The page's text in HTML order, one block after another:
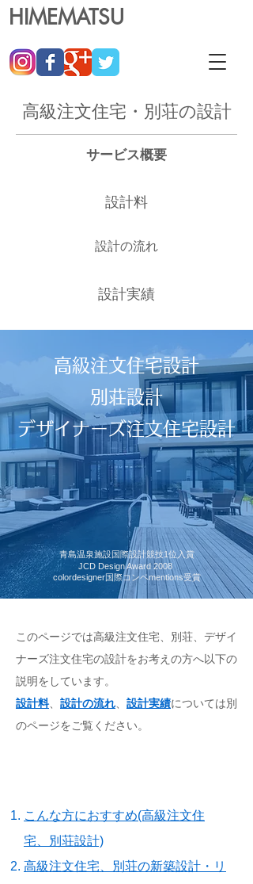
HIMEMATSU
高級注文住宅・別荘の設計
サービス概要
設計料
設計の流れ
設計実績
高級注文住宅設計
別荘設計
デザイナーズ注文住宅設計
青島温泉施設国際設計競技1位入賞
JCD Design Award 2008
colordesigner国際コンペmentions受賞
このページでは高級注文住宅、別荘、デザイ
ナーズ注文住宅の設計をお考えの方へ以下の
説明をしています。
設計料、 設計の流れ 設計実績については別
のページをご覧ください​。
こんな方におすすめ(高級注文住
宅、別荘設計)
高級注文住宅、別荘の新築設計・リ